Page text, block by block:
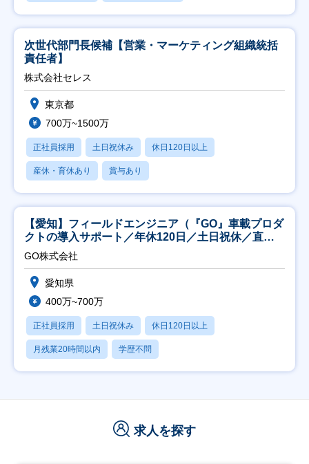
次世代部門長候補【営業・マーケティング組織統括
責任者】
株式会社セレス
東京都
700万~1500万
正社員採用 土日祝休み 休日120日以上
産休・育休あり 賞与あり
【愛知】フィールドエンジニア（『GO』車載プロダ
クトの導入サポート／年休120日／土日祝休／直行
直帰
GO株式会社
愛知県
400万~700万
正社員採用 土日祝休み 休日120日以上
月残業20時間以内 学歴不問
求人を探す